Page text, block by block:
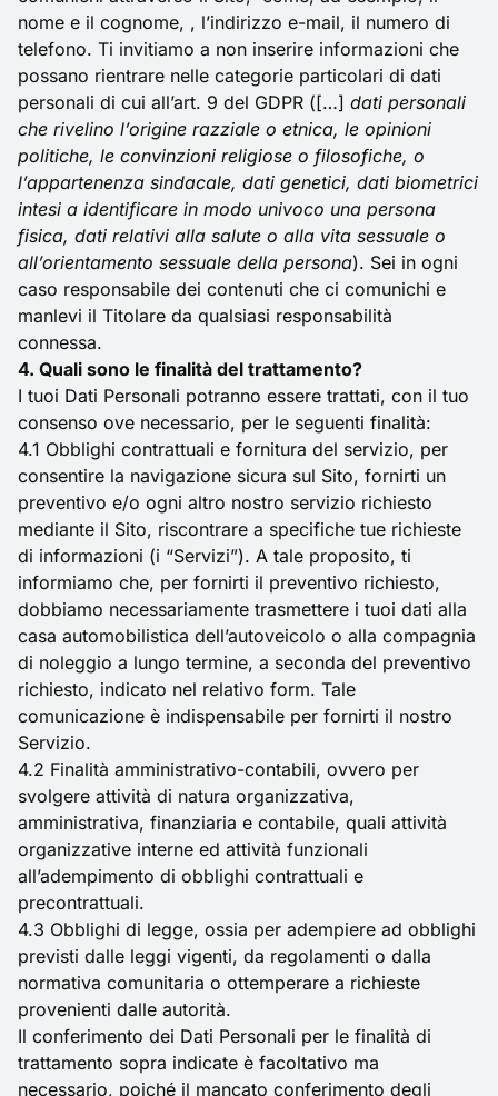
nome e il cognome, , l’indirizzo e-mail, il numero di
telefono. Ti invitiamo a non inserire informazioni che
possano rientrare nelle categorie particolari di dati
personali di cui all’art. 9 del GDPR ([…] dati personali
che rivelino l’origine razziale o etnica, le opinioni
politiche, le convinzioni religiose o filosofiche, o
l’appartenenza sindacale, dati genetici, dati biometrici
intesi a identificare in modo univoco una persona
fisica, dati relativi alla salute o alla vita sessuale o
all’orientamento sessuale della persona). Sei in ogni
caso responsabile dei contenuti che ci comunichi e
manlevi il Titolare da qualsiasi responsabilità
connessa.
4. Quali sono le finalità del trattamento?
I tuoi Dati Personali potranno essere trattati, con il tuo
consenso ove necessario, per le seguenti finalità:
4.1 Obblighi contrattuali e fornitura del servizio, per
consentire la navigazione sicura sul Sito, fornirti un
preventivo e/o ogni altro nostro servizio richiesto
mediante il Sito, riscontrare a specifiche tue richieste
di informazioni (i “Servizi”). A tale proposito, ti
informiamo che, per fornirti il preventivo richiesto,
dobbiamo necessariamente trasmettere i tuoi dati alla
casa automobilistica dell’autoveicolo o alla compagnia
di noleggio a lungo termine, a seconda del preventivo
richiesto, indicato nel relativo form. Tale
comunicazione è indispensabile per fornirti il nostro
Servizio.
4.2 Finalità amministrativo-contabili, ovvero per
svolgere attività di natura organizzativa,
amministrativa, finanziaria e contabile, quali attività
organizzative interne ed attività funzionali
all’adempimento di obblighi contrattuali e
precontrattuali.
4.3 Obblighi di legge, ossia per adempiere ad obblighi
previsti dalle leggi vigenti, da regolamenti o dalla
normativa comunitaria o ottemperare a richieste
provenienti dalle autorità.
Il conferimento dei Dati Personali per le finalità di
trattamento sopra indicate è facoltativo ma
necessario, poiché il mancato conferimento degli